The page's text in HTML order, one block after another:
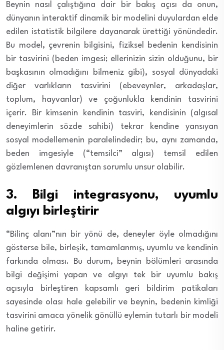
Beynin nasıl çalıştığına dair bir bakış açısı da onun,
dünyanın interaktif dinamik bir modelini duyulardan elde
edilen istatistik bilgilere dayanarak ürettiği yönündedir.
Bu model, çevrenin bilgisini, fiziksel bedenin kendisinin
bir tasvirini (beden imgesi; ellerinizin sizin olduğunu, bir
başkasının olmadığını bilmeniz gibi), sosyal dünyadaki
diğer varlıkların tasvirini (ebeveynler, arkadaşlar,
toplum, hayvanlar) ve çoğunlukla kendinin tasvirini
içerir. Bir kimsenin kendinin tasviri, kendisinin (algısal
deneyimlerin sözde sahibi) tekrar kendine yansıyan
sosyal modellemenin paralelindedir; bu, aynı zamanda,
beden imgesiyle (“temsilci” algısı) temsil edilen
gözlemlenen davranıştan sorumlu unsur olabilir.
3. Bilgi integrasyonu, uyumlu
algıyı birleştirir
“Bilinç alanı”nın bir yönü de, deneyler öyle olmadığını
gösterse bile, birleşik, tamamlanmış, uyumlu ve kendinin
farkında olması. Bu durum, beynin bölümleri arasında
bilgi değişimi yapan ve algıyı tek bir uyumlu bakış
açısıyla birleştiren kapsamlı geri bildirim patikaları
sayesinde olası hale gelebilir ve beynin, bedenin kimliği
tasvirini amaca yönelik gönüllü eylemin tutarlı bir modeli
haline getirir.